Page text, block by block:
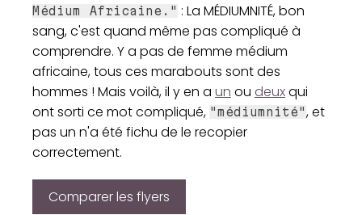
Médium Africaine." : La MÉDIUMNITÉ, bon
sang, c'est quand même pas compliqué à
comprendre. Y a pas de femme médium
africaine, tous ces marabouts sont des
hommes ! Mais voilà, il y en a un ou deuxqui
ont sorti ce mot compliqué, "médiumnité", et
pas un n'a été fichu de le recopier
correctement.
Comparer les flyers